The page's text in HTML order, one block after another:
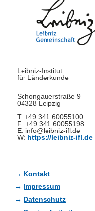
Leibniz-Institut
für Länderkunde
Schongauerstraße 9
04328 Leipzig
T: +49 341 60055100
F: +49 341 60055198
E: info@leibniz-ifl.de
W: https://leibniz-ifl.de
Kontakt
Impressum
Datenschutz